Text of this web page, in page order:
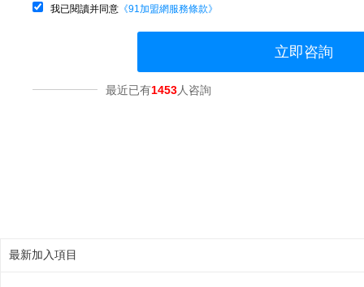
我已閱讀并同意 《91加盟網服務條款》
立即咨詢
最近已有1453人咨詢
最新加入項目